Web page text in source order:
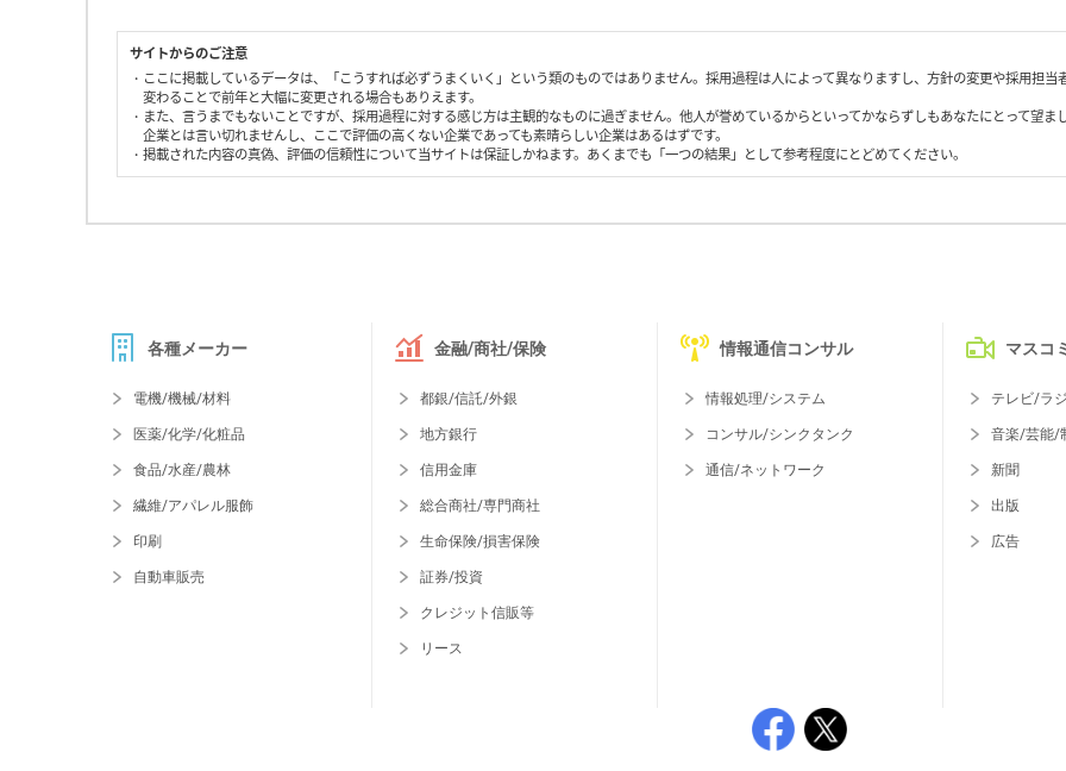
サイトからのご注意
・ここに掲載しているデータは、「こうすれば必ずうまくいく」という類のものではありません。採用過程は人によって異なりますし、方針の変更や採用担当
変わることで前年と大幅に変更される場合もありえます。
・また、言うまでもないことですが、採用過程に対する感じ方は主観的なものに過ぎません。他人が誉めているからといってかならずしもあなたにとって望ま
企業とは言い切れませんし、ここで評価の高くない企業であっても素晴らしい企業はあるはずです。
・掲載された内容の真偽、評価の信頼性について当サイトは保証しかねます。あくまでも「一つの結果」として参考程度にとどめてください。
各種メーカー
電機/機械/材料
医薬/化学/化粧品
食品/水産/農林
繊維/アパレル服飾
印刷
自動車販売
金融/商社/保険
都銀/信託/外銀
地方銀行
信用金庫
総合商社/専門商社
生命保険/損害保険
証券/投資
クレジット信販等
リース
情報通信コンサル
情報処理/システム
コンサル/シンクタンク
通信/ネットワーク
マスコミ
テレビ/ラ
音楽/芸能/
新聞
出版
広告